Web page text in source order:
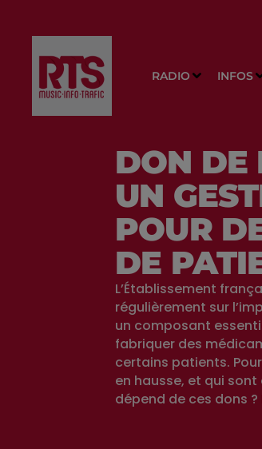
RADIO INFOS
DON DE
UN
POUR
DE
L’Établissement
régulièrement sur
un composant
fabriquer des
certains patients.
en hausse, et qui
dépend de ces dons